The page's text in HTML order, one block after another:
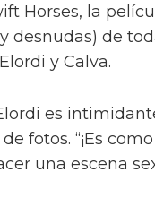
Horses, la
desnudas) de
y Calva.
es
fotos. “¡Es
una escena